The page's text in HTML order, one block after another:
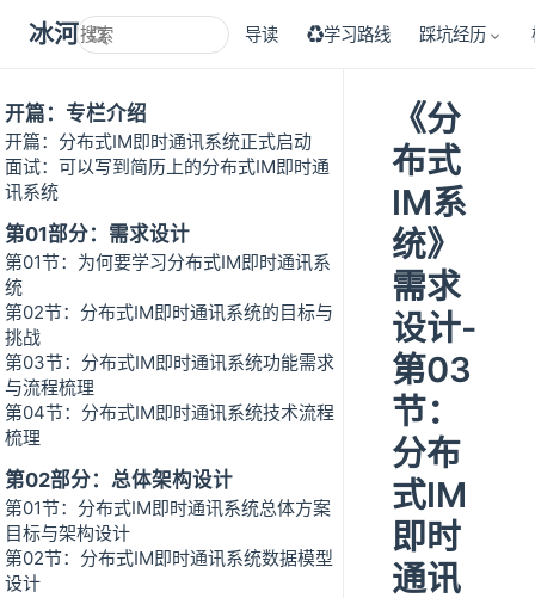
冰河技术 导读 ♻学习路线 踩坑经历
开篇：专栏介绍
开篇：分布式IM即时通讯系统正式启动
面试：可以写到简历上的分布式IM即时通
讯系统
第01部分：需求设计
第01节：为何要学习分布式IM即时通讯系
统
第02节：分布式IM即时通讯系统的目标与
挑战
第03节：分布式IM即时通讯系统功能需求
与流程梳理
第04节：分布式IM即时通讯系统技术流程
梳理
第02部分：总体架构设计
第01节：分布式IM即时通讯系统总体方案
目标与架构设计
第02节：分布式IM即时通讯系统数据模型
设计
《分
布式
IM系
统》
需求
设计-
第03
节：
分布
式IM
即时
通讯